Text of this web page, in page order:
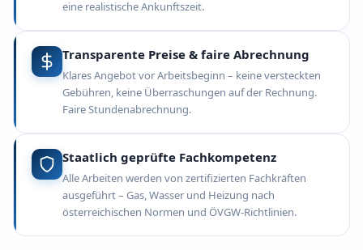
eine realistische Ankunftszeit.
Transparente Preise & faire Abrechnung
Klares Angebot vor Arbeitsbeginn – keine versteckten
Gebühren, keine Überraschungen auf der Rechnung.
Faire Stundenabrechnung.
Staatlich geprüfte Fachkompetenz
Alle Arbeiten werden von zertifizierten Fachkräften
ausgeführt – Gas, Wasser und Heizung nach
österreichischen Normen und ÖVGW-Richtlinien.